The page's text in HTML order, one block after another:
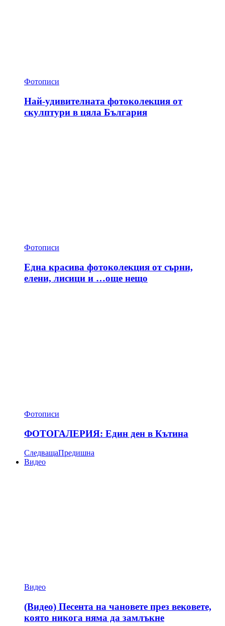
Фотописи
Най-удивителната фотоколекция от
скулптури в цяла България
Фотописи
Една красива фотоколекция от сърни,
елени, лисици и …още нещо
Фотописи
ФОТОГАЛЕРИЯ: Един ден в Кътина
СледващаПредишна
Видео
Видео
(Видео) Песента на чановете през вековете,
която никога няма да замлъкне